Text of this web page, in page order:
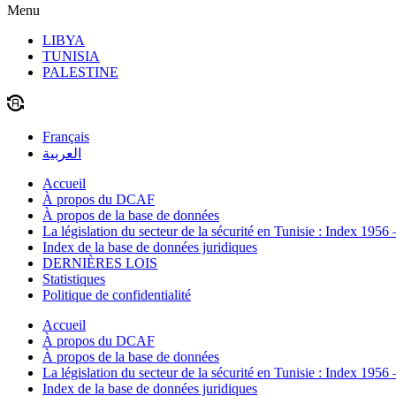
Menu
LIBYA
TUNISIA
PALESTINE
Français
العربية
Accueil
À propos du DCAF
À propos de la base de données
La législation du secteur de la sécurité en Tunisie : Index 1956
Index de la base de données juridiques
DERNIÈRES LOIS
Statistiques
Politique de confidentialité
Accueil
À propos du DCAF
À propos de la base de données
La législation du secteur de la sécurité en Tunisie : Index 1956
Index de la base de données juridiques